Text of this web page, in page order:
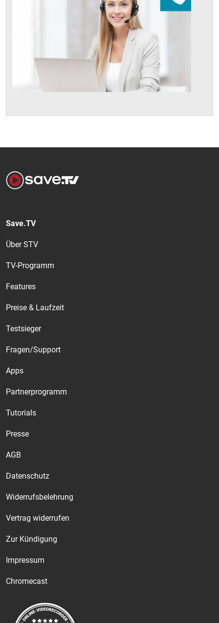
Save.TV
Über STV
TV-Programm
Features
Preise & Laufzeit
Testsieger
Fragen/Support
Apps
Partnerprogramm
Tutorials
Presse
AGB
Datenschutz
Widerrufsbelehrung
Vertrag widerrufen
Zur Kündigung
Impressum
Chromecast